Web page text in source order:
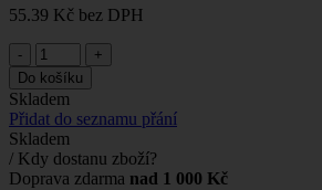
55.39 Kč bez DPH
-
+
Do košíku
Skladem
Přidat do seznamu přání
Skladem
/ Kdy dostanu zboží?
Doprava zdarma nad 1 000 Kč